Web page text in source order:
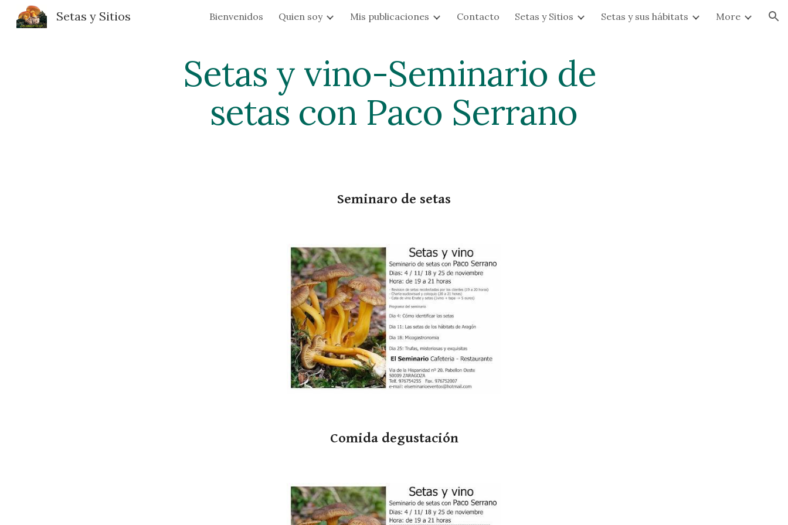
Skip to main content Skip to navigation
Setas y Sitios Bienvenidos Quien soy Mis publicaciones Contacto Setas y Sitios Setas y sus hábitats More
Setas y vino-Seminario de
setas con Paco Serrano
Seminaro de setas
Comida degustación